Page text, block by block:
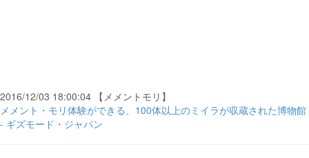
2016/12/03 18:00:04 【メメントモリ】
メメント・モリ体験ができる、100体以上のミイラが収蔵された博物館
- ギズモード・ジャパン